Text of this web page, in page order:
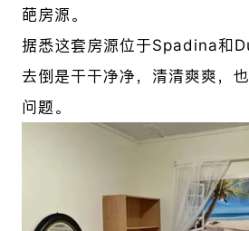
葩房源。
据悉这套房源位于Spadina和
去倒是干干净净，清清爽爽，
问题。